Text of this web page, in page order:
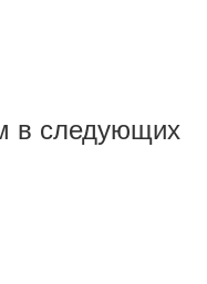
в следующих